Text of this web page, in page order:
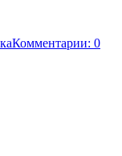
Комментарии: 0